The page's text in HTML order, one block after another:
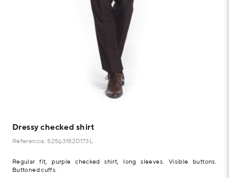
Dressy checked shirt
Referencia: 525631820173L
Regular fit, purple checked shirt, long sleeves. Visible buttons.
Buttoned cuffs.